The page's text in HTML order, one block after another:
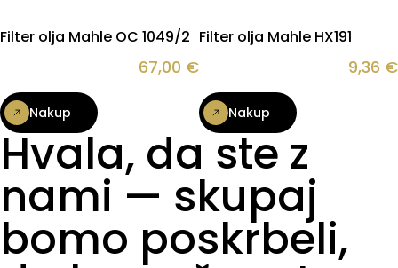
Filter olja Mahle OC 1049/2
67,00 €
Nakup
Filter olja Mahle HX191
9,36 €
Nakup
Hvala, da ste z
nami — skupaj
bomo poskrbeli,